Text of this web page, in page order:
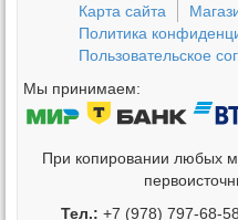
Карта сайта
Политика
Пользовательское
Мы принимаем:
При копировании любых
Тел.: +7 (978) 797-68-